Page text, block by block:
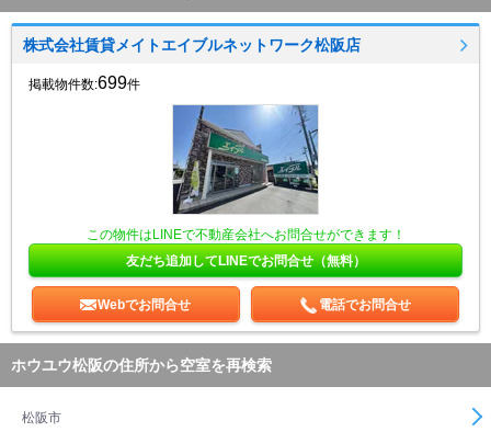
株式会社賃貸メイトエイブルネットワーク松阪店
掲載物件数:699件
この物件はLINEで不動産会社へお問合せができます！
友だち追加してLINEでお問合せ（無料）
Webでお問合せ 電話でお問合せ
ホウユウ松阪の住所から空室を再検索
松阪市